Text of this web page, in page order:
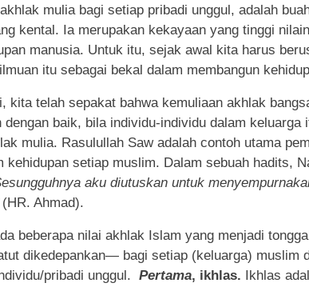
mulia bagi setiap pribadi unggul, adalah
kental. Ia merupakan kekayaan yang tinggi
manusia. Untuk itu, sejak awal kita harus
itu sebagai bekal dalam membangun
kita telah sepakat bahwa kemuliaan akhlak
dengan baik, bila individu-individu dalam keluarga
mulia. Rasulullah Saw adalah contoh utama
kehidupan setiap muslim. Dalam sebuah hadits,
aku diutuskan untuk
Ahmad).
beberapa nilai akhlak Islam yang menjadi
dikedepankan— bagi setiap (keluarga) muslim
pribadi unggul. Pertama, ikhlas. Ikhlas